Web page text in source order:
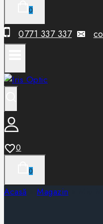
0
0771 337 337
0
0
Acasă Magazin